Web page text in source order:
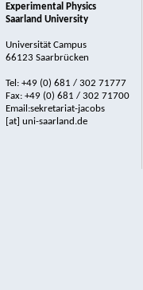
Experimental Physics
Saarland University
Universität Campus
66123 Saarbrücken
Tel: +49 (0) 681 / 302 71777
Fax: +49 (0) 681 / 302 71700
Email:sekretariat-jacobs
[at] uni-saarland.de